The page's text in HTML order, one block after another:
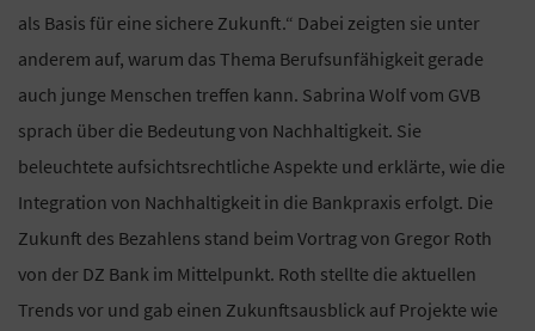
als Basis für eine sichere Zukunft.“ Dabei zeigten sie unter
anderem auf, warum das Thema Berufsunfähigkeit gerade
auch junge Menschen treffen kann. Sabrina Wolf vom GVB
sprach über die Bedeutung von Nachhaltigkeit. Sie
beleuchtete aufsichtsrechtliche Aspekte und erklärte, wie die
Integration von Nachhaltigkeit in die Bankpraxis erfolgt. Die
Zukunft des Bezahlens stand beim Vortrag von Gregor Roth
von der DZ Bank im Mittelpunkt. Roth stellte die aktuellen
Trends vor und gab einen Zukunftsausblick auf Projekte wie